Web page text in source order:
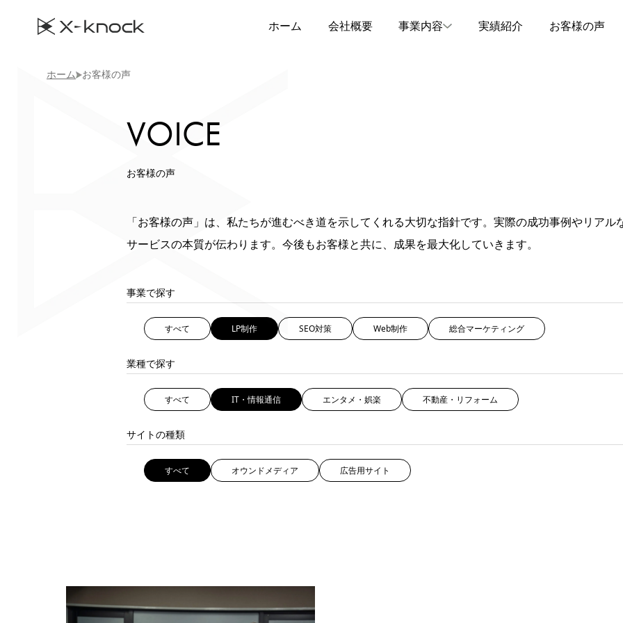
ホーム 会社概要 事業内容 実績紹介 お客様の声
ホーム お客様の声
VOICE
お客様の声
「お客様の声」は、私たちが進むべき道を示してくれる大切な指針です。実際の成功事例やリア
サービスの本質が伝わります。今後もお客様と共に、成果を最大化していきます。
事業で探す
すべて LP制作 SEO対策 Web制作 総合マーケティング
業種で探す
すべて IT・情報通信 エンタメ・娯楽 不動産・リフォーム
サイトの種類
すべて オウンドメディア 広告用サイト